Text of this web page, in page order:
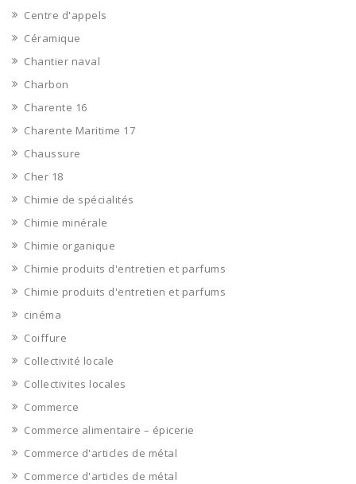
Centre d'appels
Céramique
Chantier naval
Charbon
Charente 16
Charente Maritime 17
Chaussure
Cher 18
Chimie de spécialités
Chimie minérale
Chimie organique
Chimie produits d'entretien et parfums
Chimie produits d'entretien et parfums
cinéma
Coiffure
Collectivité locale
Collectivites locales
Commerce
Commerce alimentaire – épicerie
Commerce d'articles de métal
Commerce d'articles de métal